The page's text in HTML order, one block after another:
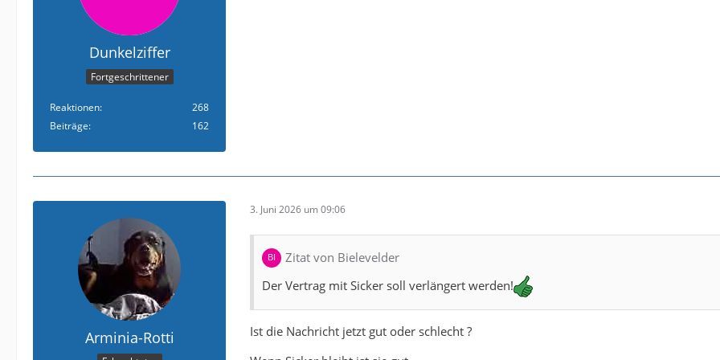
Dunkelziffer
Fortgeschrittener
Reaktionen
268
Beiträge
162
Arminia-Rotti
3. Juni 2026 um 09:06
Zitat von Bielevelder
Der Vertrag mit Sicker soll verlängert werden!
Ist die Nachricht jetzt gut oder schlecht ?